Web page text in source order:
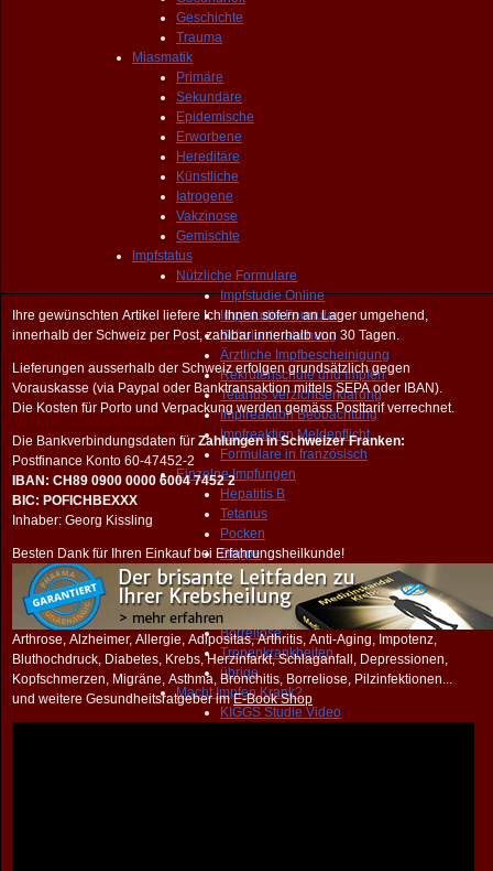
Geschichte
Trauma
Miasmatik
Primäre
Sekundäre
Epidemische
Erworbene
Hereditäre
Künstliche
Iatrogene
Vakzinose
Gemischte
Impfstatus
Nützliche Formulare
Impfstudie Online
Impfstudie Formular
Schuluntersuchung
Ärztliche Impfbescheinigung
Rekrutenschule und Impfen
Tetanus Verzichtserklärung
Impfreaktion Beobachtung
Impfreaktion Meldepflicht
Formulare in französisch
Einzelne Impfungen
Hepatitis B
Tetanus
Pocken
Grippe
FSME
HPV
MMR
Borreliose
Tropenkrankheiten
übrige
Macht Impfen Krank?
KIGGS Studie Video
Ihre gewünschten Artikel liefere Ich Ihnen sofern an Lager umgehend,
innerhalb der Schweiz per Post, zahlbar innerhalb von 30 Tagen.
Lieferungen ausserhalb der Schweiz erfolgen grundsätzlich gegen
Vorauskasse (via Paypal oder Banktransaktion mittels SEPA oder IBAN).
Die Kosten für Porto und Verpackung werden gemäss Posttarif verrechnet.
Die Bankverbindungsdaten für Zahlungen in Schweizer Franken:
Postfinance Konto 60-47452-2
IBAN: CH89 0900 0000 6004 7452 2
BIC: POFICHBEXXX
Inhaber: Georg Kissling
Besten Dank für Ihren Einkauf bei Erfahrungsheilkunde!
Arthrose, Alzheimer, Allergie, Adipositas, Arthritis, Anti-Aging, Impotenz,
Bluthochdruck, Diabetes, Krebs, Herzinfarkt, Schlaganfall, Depressionen,
Kopfschmerzen, Migräne, Asthma, Bronchitis, Borreliose, Pilzinfektionen...
und weitere Gesundheitsratgeber imE-Book Shop